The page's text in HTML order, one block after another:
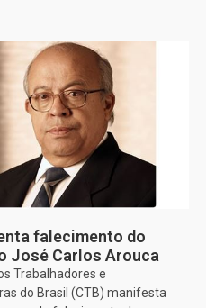
falecimento do
José Carlos Arouca
Trabalhadores e
do Brasil (CTB) manifesta